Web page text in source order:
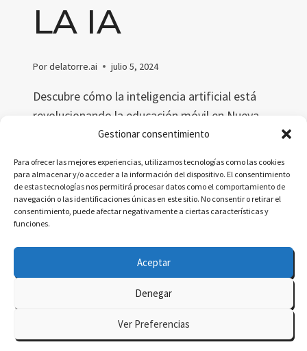
Gestionar consentimiento
Para ofrecer las mejores experiencias, utilizamos tecnologías como las cookies
para almacenar y/o acceder a la información del dispositivo. El consentimiento
de estas tecnologías nos permitirá procesar datos como el comportamiento de
navegación o las identificaciones únicas en este sitio. No consentir o retirar el
consentimiento, puede afectar negativamente a ciertas características y
funciones.
Aceptar
Denegar
Ver Preferencias
LA IA
Pordelatorre.ai julio 5, 2024
Descubre cómo la inteligencia artificial está
revolucionando la educación móvil en Nueva
Zelanda. Este estudio explora un sistema
aprendizaje adaptándose a las preferencias
individuales de cada estudiante.
LEER MÁS
ZELANDA Kadence WP